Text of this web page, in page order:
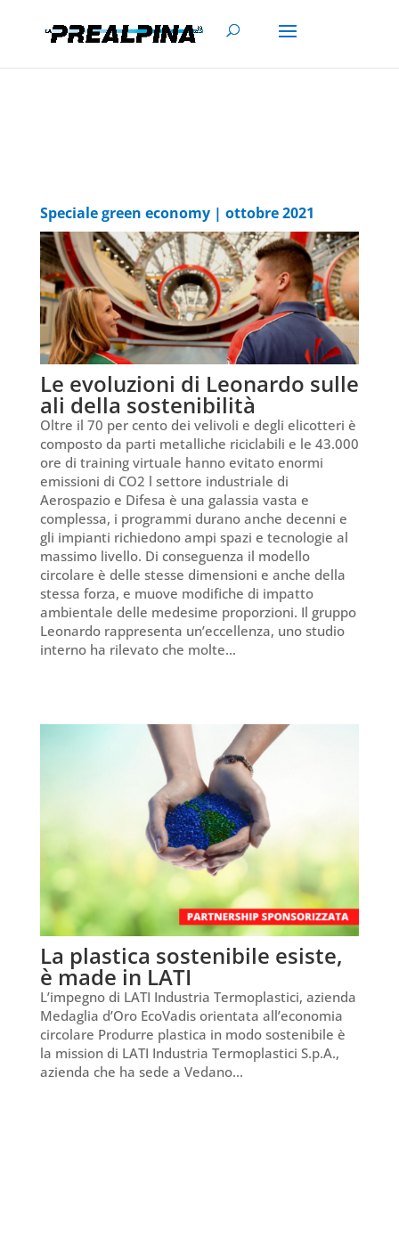
Speciale green economy | ottobre 2021
Le evoluzioni di Leonardo sulle
ali della sostenibilità
Oltre il 70 per cento dei velivoli e degli elicotteri è
composto da parti metalliche riciclabili e le 43.000
ore di training virtuale hanno evitato enormi
emissioni di CO2 l settore industriale di
Aerospazio e Difesa è una galassia vasta e
complessa, i programmi durano anche decenni e
gli impianti richiedono ampi spazi e tecnologie al
massimo livello. Di conseguenza il modello
circolare è delle stesse dimensioni e anche della
stessa forza, e muove modifiche di impatto
ambientale delle medesime proporzioni. Il gruppo
Leonardo rappresenta un’eccellenza, uno studio
interno ha rilevato che molte...
La plastica sostenibile esiste,
è made in LATI
L’impegno di LATI Industria Termoplastici, azienda
Medaglia d’Oro EcoVadis orientata all’economia
circolare Produrre plastica in modo sostenibile è
la mission di LATI Industria Termoplastici S.p.A.,
azienda che ha sede a Vedano...